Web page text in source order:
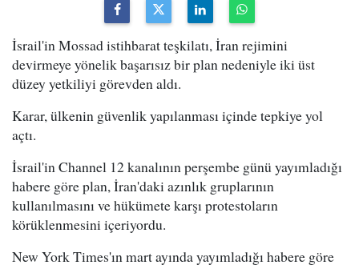
İsrail'in Mossad istihbarat teşkilatı, İran rejimini
devirmeye yönelik başarısız bir plan nedeniyle iki üst
düzey yetkiliyi görevden aldı.
Karar, ülkenin güvenlik yapılanması içinde tepkiye yol
açtı.
İsrail'in Channel 12 kanalının perşembe günü yayımladığı
habere göre plan, İran'daki azınlık gruplarının
kullanılmasını ve hükümete karşı protestoların
körüklenmesini içeriyordu.
New York Times'ın mart ayında yayımladığı habere göre